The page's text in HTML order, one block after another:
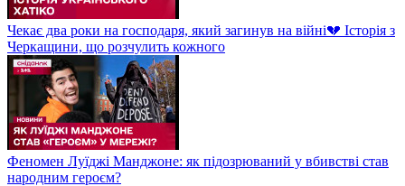
Чекає два роки на господаря, який загинув на війні💔 Історія з
Черкащини, що розчулить кожного
Феномен Луїджі Манджоне: як підозрюваний у вбивстві став
народним героєм?